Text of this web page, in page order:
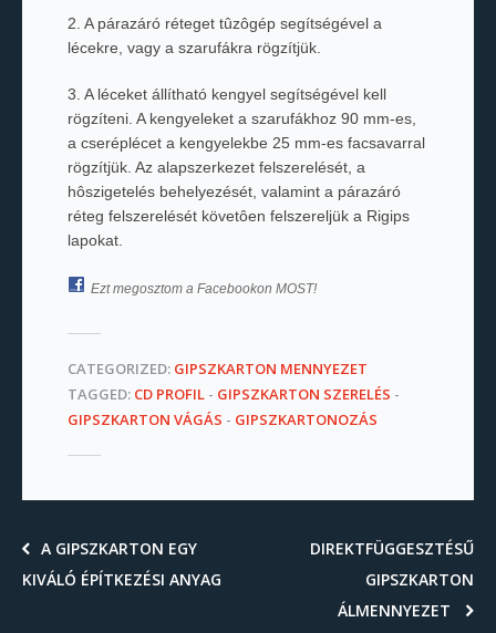
2. A párazáró réteget tûzôgép segítségével a
lécekre, vagy a szarufákra rögzítjük.
3. A léceket állítható kengyel segítségével kell
rögzíteni. A kengyeleket a szarufákhoz 90 mm-es,
a cseréplécet a kengyelekbe 25 mm-es facsavarral
rögzítjük. Az alapszerkezet felszerelését, a
hôszigetelés behelyezését, valamint a párazáró
réteg felszerelését követôen felszereljük a Rigips
lapokat.
Ezt megosztom a Facebookon MOST!
CATEGORIZED: GIPSZKARTON MENNYEZET
TAGGED: CD PROFIL- GIPSZKARTON SZERELÉS -
GIPSZKARTON VÁGÁS - GIPSZKARTONOZÁS
A GIPSZKARTON EGY
KIVÁLÓ ÉPÍTKEZÉSI ANYAG
DIREKTFÜGGESZTÉSŰ
GIPSZKARTON
ÁLMENNYEZET